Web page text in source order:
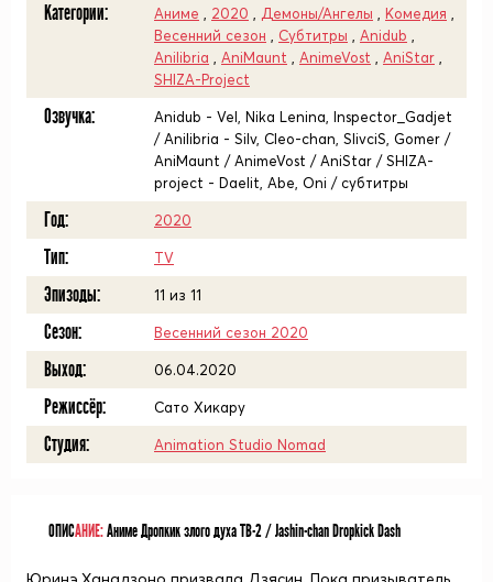
Категории: Аниме 2020 Демоны/Ангелы Комедия
Весенний сезон
Субтитры Anidub
Anilibria
AniMaunt AnimeVost AniStar
SHIZA-Project
Озвучка:
Anidub - Vel, Nika Lenina, Inspector_Gadjet
/ Anilibria - Silv, Cleo-chan, SlivciS, Gomer /
AniMaunt / AnimeVost / AniStar / SHIZA-
project - Daelit, Abe, Oni / субтитры
Год: 2020
Тип: TV
Эпизоды: 11 из 11
Сезон: Весенний сезон 2020
Выход: 06.04.2020
Режиссёр: Сато Хикару
Студия: Animation Studio Nomad
ОПИСАНИЕ:Аниме Дропкик злого духа ТВ-2 / Jashin-chan Dropkick Dash